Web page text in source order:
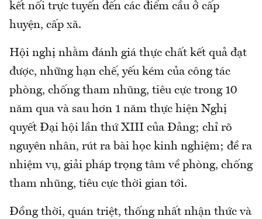
kết nối trực tuyến đến các điểm cầu ở cấp
huyện, cấp xã.
Hội nghị nhằm đánh giá thực chất kết quả đạt
được, những hạn chế, yếu kém của công tác
phòng, chống tham nhũng, tiêu cực trong 10
năm qua và sau hơn 1 năm thực hiện Nghị
quyết Đại hội lần thứ XIII của Đảng; chỉ rõ
nguyên nhân, rút ra bài học kinh nghiệm; đề ra
nhiệm vụ, giải pháp trọng tâm về phòng, chống
tham nhũng, tiêu cực thời gian tới.
Đồng thời, quán triệt, thống nhất nhận thức và